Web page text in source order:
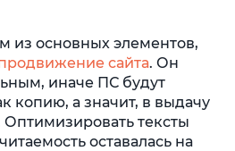
из основных элементов,
сайта. Он
иначе ПС будут
копию, а значит, в выдачу
Оптимизировать тексты
оставалась на